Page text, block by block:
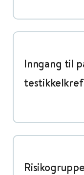
Inngang til